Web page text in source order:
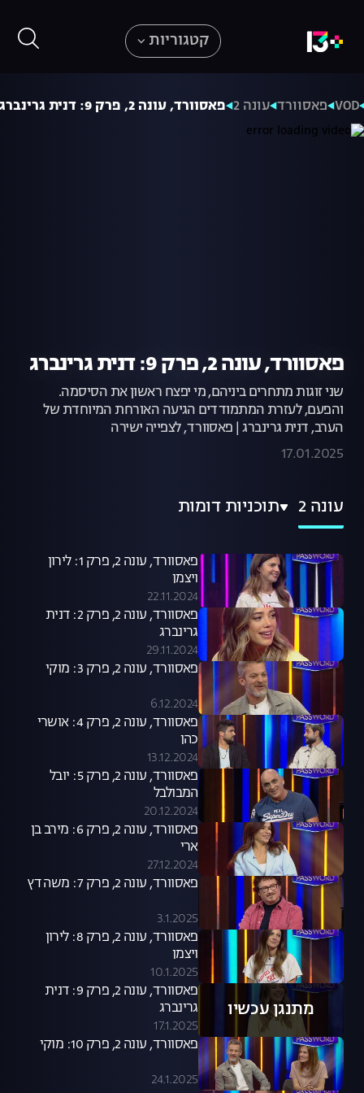
קטגוריות
VOD פאסוורד עונה 2 פאסוורד, עונה 2, פרק 9: דנית גרינברג
פאסוורד, עונה 2, פרק 9: דנית גרינברג
שני זוגות מתחרים ביניהם, מי יפצח ראשון את הסיסמה.
והפעם, לעזרת המתמודדים הגיעה האורחת המיוחדת של
הערב, דנית גרינברג | פאסוורד, לצפייה ישירה
17.01.2025
עונה 2 תוכניות דומות
פאסוורד, עונה 2, פרק 1: לירון
ויצמן
22.11.2024
פאסוורד, עונה 2, פרק 2: דנית
גרינברג
29.11.2024
פאסוורד, עונה 2, פרק 3: מוקי
6.12.2024
פאסוורד, עונה 2, פרק 4: אושרי
כהן
13.12.2024
פאסוורד, עונה 2, פרק 5: יובל
המבולבל
20.12.2024
פאסוורד, עונה 2, פרק 6: מירב בן
ארי
27.12.2024
פאסוורד, עונה 2, פרק 7: משה דץ
3.1.2025
פאסוורד, עונה 2, פרק 8: לירון
ויצמן
10.1.2025
מתנגן עכשיו
פאסוורד, עונה 2, פרק 9: דנית
גרינברג
17.1.2025
פאסוורד, עונה 2, פרק 10: מוקי
24.1.2025